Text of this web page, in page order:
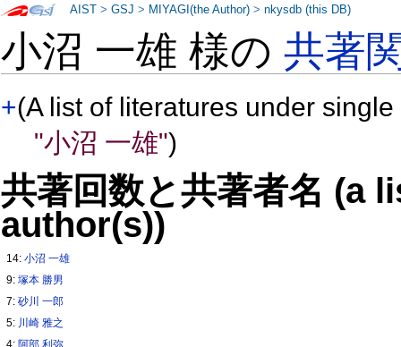
小沼 一雄 様の共著
+(A list of literatures under
"小沼 一雄")
共著回数と共著者名 (a
author(s))
14:小沼 一雄
9:塚本 勝男
7:砂川 一郎
5: 川崎 雅之
AIST >GSJ > MIYAGI(the Author) >nkysdb (this DB)